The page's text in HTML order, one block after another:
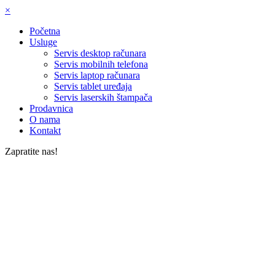
×
Početna
Usluge
Servis desktop računara
Servis mobilnih telefona
Servis laptop računara
Servis tablet uređaja
Servis laserskih štampača
Prodavnica
O nama
Kontakt
Zapratite nas!